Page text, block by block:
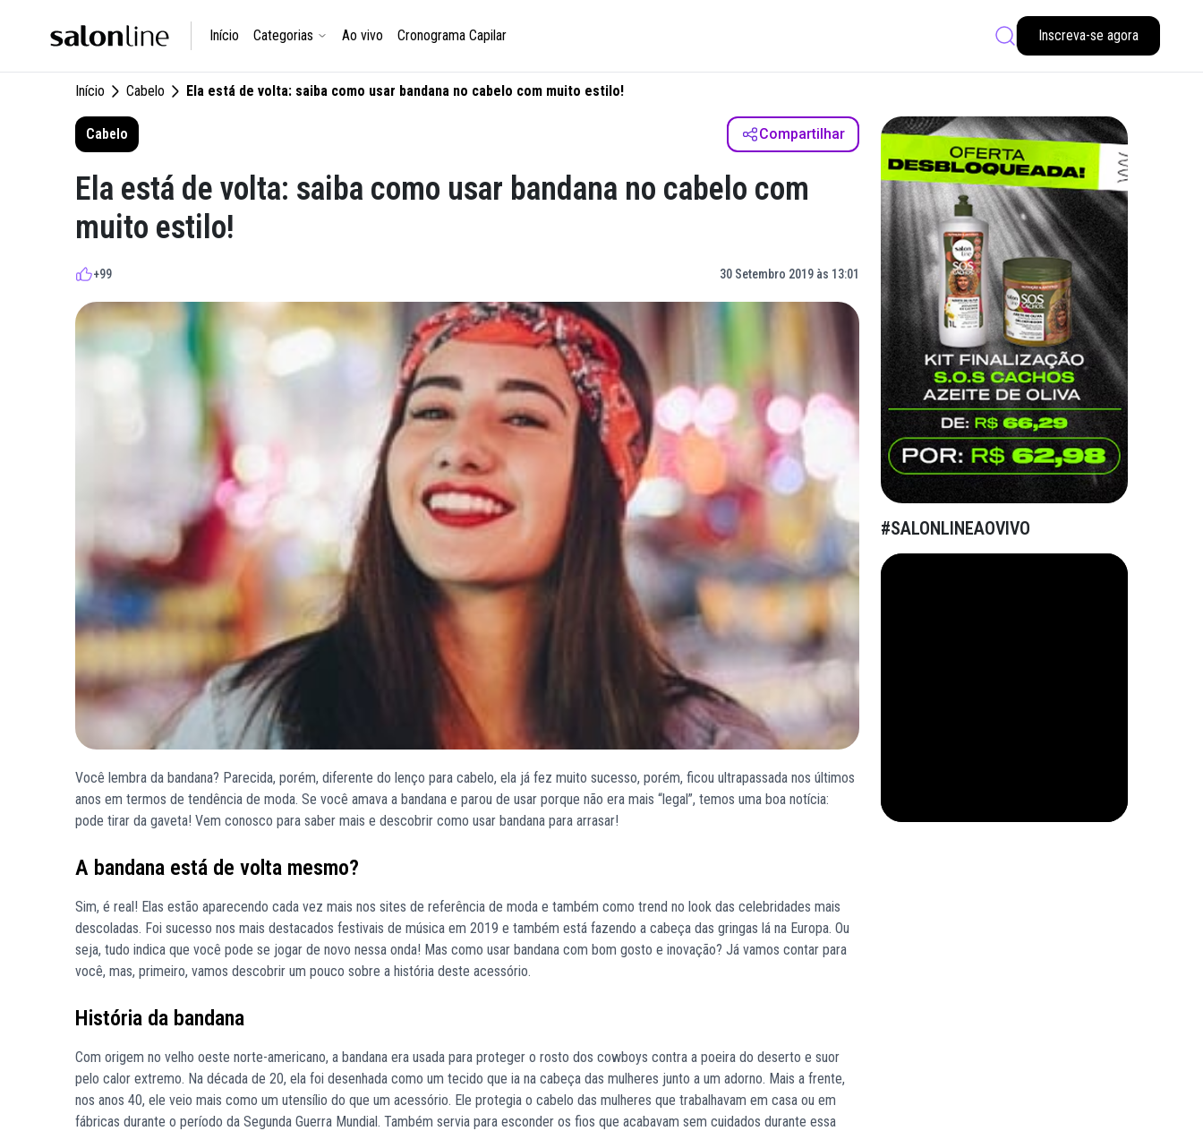
Início Categorias Ao vivo Cronograma Capilar Inscreva-se agora
Início Cabelo Ela está de volta: saiba como usar bandana no cabelo com muito estilo!
Cabelo Compartilhar
Ela está de volta: saiba como usar bandana no cabelo com
muito estilo!
+99 30 Setembro 2019 às 13:01
Você lembra da bandana? Parecida, porém, diferente do lenço para cabelo, ela já fez muito sucesso, porém, ficou ultrapassada nos últimos
anos em termos de tendência de moda. Se você amava a bandana e parou de usar porque não era mais “legal”, temos uma boa notícia:
pode tirar da gaveta! Vem conosco para saber mais e descobrir como usar bandana para arrasar!
A bandana está de volta mesmo?
Sim, é real! Elas estão aparecendo cada vez mais nos sites de referência de moda e também como trend no look das celebridades mais
descoladas. Foi sucesso nos mais destacados festivais de música em 2019 e também está fazendo a cabeça das gringas lá na Europa. Ou
seja, tudo indica que você pode se jogar de novo nessa onda! Mas como usar bandana com bom gosto e inovação? Já vamos contar para
você, mas, primeiro, vamos descobrir um pouco sobre a história deste acessório.
História da bandana
Com origem no velho oeste norte-americano, a bandana era usada para proteger o rosto dos cowboys contra a poeira do deserto e suor
pelo calor extremo. Na década de 20, ela foi desenhada como um tecido que ia na cabeça das mulheres junto a um adorno. Mais a frente,
nos anos 40, ele veio mais como um utensílio do que um acessório. Ele protegia o cabelo das mulheres que trabalhavam em casa ou em
fábricas durante o período da Segunda Guerra Mundial. Também servia para esconder os fios que acabavam sem cuidados durante essa
#SALONLINEAOVIVO